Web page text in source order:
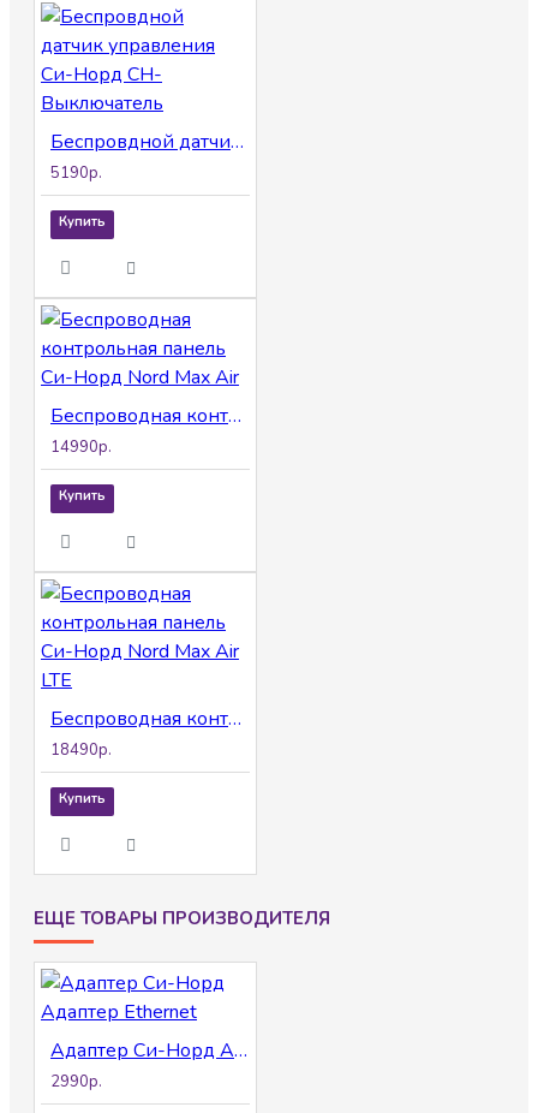
Беспровдной датчик управления Си-Норд СН-Выключатель
5190р.
Купить
Беспроводная контрольная панель Си-Норд Nord Max Air
14990р.
Купить
Беспроводная контрольная панель Си-Норд Nord Max Air LTE
18490р.
Купить
ЕЩЕ ТОВАРЫ ПРОИЗВОДИТЕЛЯ
Адаптер Си-Норд Адаптер Ethernet
2990р.